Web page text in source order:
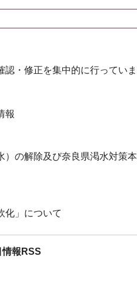
認・修正を集中的に行ってい
報
）の解除及び奈良県渇水対策
化」について
情報RSS